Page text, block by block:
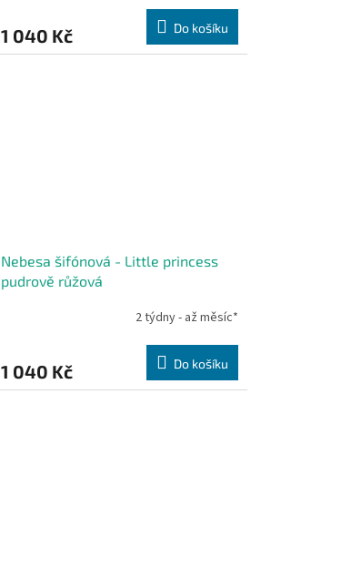
1 040 Kč Do košíku
Nebesa šifónová - Little princess
pudrově růžová
2 týdny - až měsíc*
1 040 Kč Do košíku